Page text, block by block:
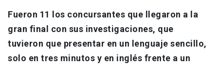
Fueron 11 los concursantes que llegaron a la
gran final con sus investigaciones, que
tuvieron que presentar en un lenguaje sencillo,
solo en tres minutos y en inglés frente a un